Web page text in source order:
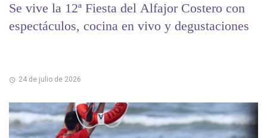
Se vive la 12ª Fiesta del Alfajor Costero con
espectáculos, cocina en vivo y degustaciones
24 de julio de 2026